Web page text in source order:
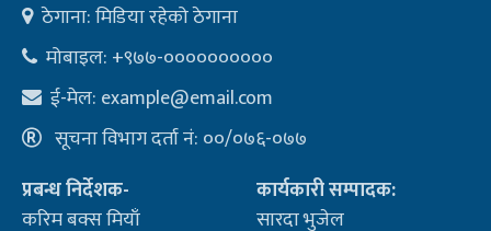
ठेगाना: मिडिया रहेको ठेगाना
मोबाइल: +९७७-००००००००००
ई-मेल: example@email.com
सूचना विभाग दर्ता नं: ००/०७६-०७७
प्रबन्ध निर्देशक-
करिम बक्स मियाँ
कार्यकारी सम्पादक:
सारदा भुजेल